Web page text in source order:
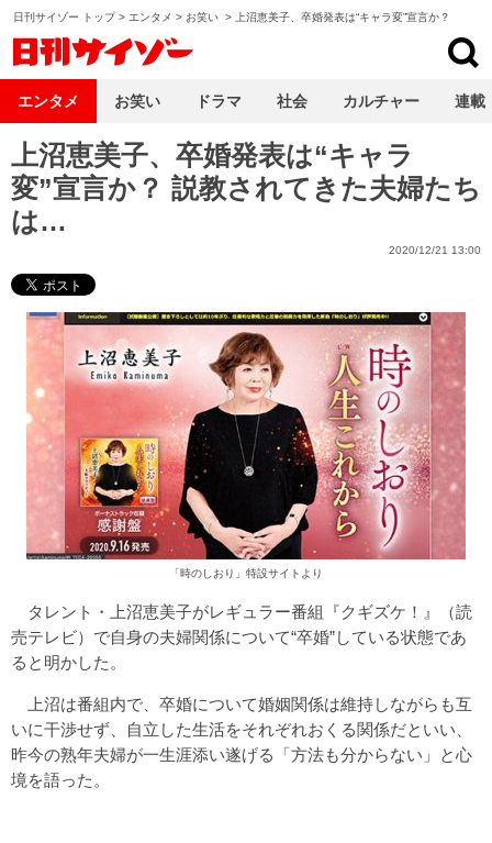
日刊サイゾー トップ> エンタメ > お笑い > 上沼恵美子、卒婚発表は“キャラ変”宣言か？
上沼恵美子、卒婚発表は“キャラ
変”宣言か？ 説教されてきた夫婦たち
は…
2020/12/21 13:00
「時のしおり 」特設サイトより
タレント・上沼恵美子がレギュラー番組『クギズケ！』（読
売テレビ）で自身の夫婦関係について“卒婚”している状態であ
ると明かした。
上沼は番組内で、卒婚について婚姻関係は維持しながらも互
いに干渉せず、自立した生活をそれぞれおくる関係だといい、
昨今の熟年夫婦が一生涯添い遂げる「方法も分からない」と心
境を語った。
エンタメ お笑い ドラマ 社会 カルチャー 連載